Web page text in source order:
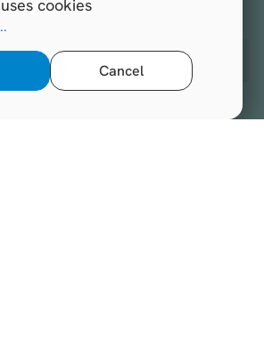
cookies
Cancel
Tous droits réservés.
réalisé par